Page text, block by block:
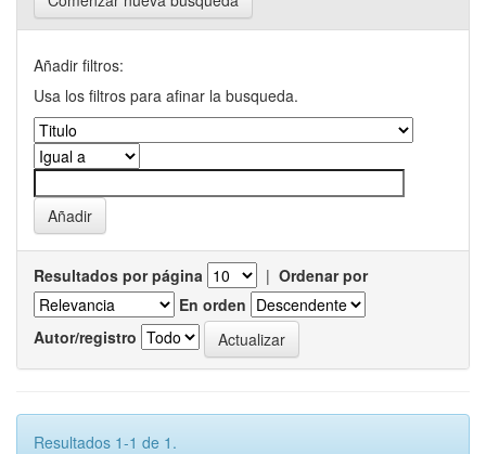
Añadir filtros:
Usa los filtros para afinar la busqueda.
Resultados por página | Ordenar por
En orden
Autor/registro
Resultados 1-1 de 1.